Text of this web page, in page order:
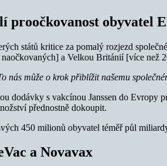
proočkovanost obyvatel
států kritice za pomalý rozjezd
a Velkou Británií [více než
nás může o krok přiblížit našemu
dodávky s vakcínou Janssen do
přednostně dokoupit.
450 milionů obyvatel téměř půl
a Novavax